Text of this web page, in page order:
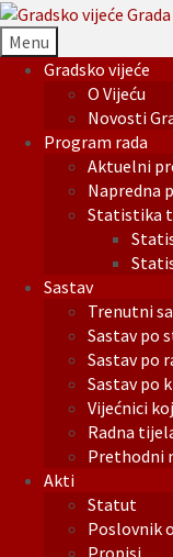
Menu
Gradsko vijeće
O Vijeću
Novosti
Program rada
Aktuelni
Napredna
Statistika
Sastav
Trenutni
Sastav po
Sastav po
Sastav po
Vijećnici
Radna
Prethodni
Akti
Statut
Poslovnik